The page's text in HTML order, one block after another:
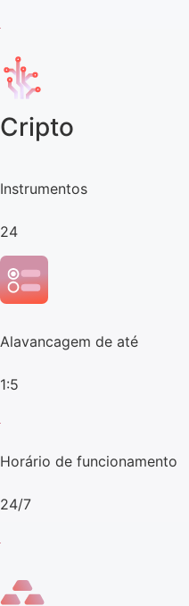
Cripto
Instrumentos
24
Alavancagem de até
1:5
Horário de funcionamento
24/7